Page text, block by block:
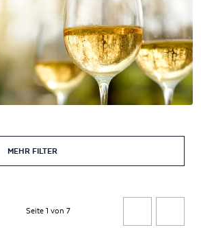
MEHR FILTER
Seite 1 von 7